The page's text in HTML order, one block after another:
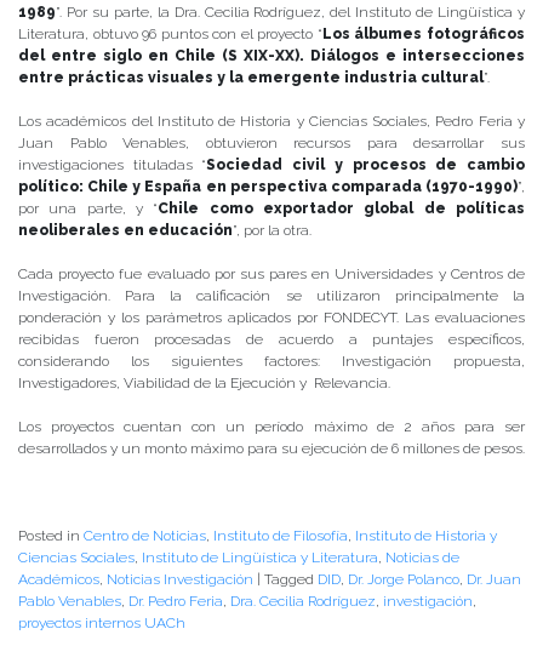
1989”. Por su parte, la Dra. Cecilia Rodríguez, del Instituto de Lingüística y
Literatura, obtuvo 96 puntos con el proyecto “Los álbumes fotográficos
del entre siglo en Chile (S XIX-XX). Diálogos e intersecciones
entre prácticas visuales y la emergente industria cultural”.
Los académicos del Instituto de Historia y Ciencias Sociales, Pedro Feria y
Juan Pablo Venables, obtuvieron recursos para desarrollar sus
investigaciones tituladas “Sociedad civil y procesos de cambio
político: Chile y España en perspectiva comparada (1970-1990)”,
por una parte, y “Chile como exportador global de políticas
neoliberales en educación”, por la otra.
Cada proyecto fue evaluado por sus pares en Universidades y Centros de
Investigación. Para la calificación se utilizaron principalmente la
ponderación y los parámetros aplicados por FONDECYT. Las evaluaciones
recibidas fueron procesadas de acuerdo a puntajes específicos,
considerando los siguientes factores: Investigación propuesta,
Investigadores, Viabilidad de la Ejecución y Relevancia.
Los proyectos cuentan con un período máximo de 2 años para ser
desarrollados y un monto máximo para su ejecución de 6 millones de pesos.
Posted in Centro de Noticias Instituto de Filosofía Instituto de Historia y
Ciencias Sociales Instituto de Lingüística y Literatura Noticias de
Académicos Noticias Investigación | Tagged DID Dr. Jorge Polanco Dr. Juan
Pablo Venables Dr. Pedro Feria Dra. Cecilia Rodríguez investigación
proyectos internos UACh